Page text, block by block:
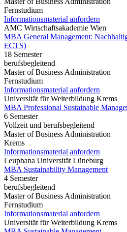
Fernstudium
Informationsmaterial anfordern
AMC Wirtschaftsakademie Wien
MBA General Management:
ECTS)
18 Semester
berufsbegleitend
Master of Business Administration
Fernstudium
Informationsmaterial anfordern
Universität für Weiterbildung Krems
MBA Professional Sustainable
6 Semester
Vollzeit und berufsbegleitend
Master of Business Administration
Krems
Informationsmaterial anfordern
Leuphana Universität Lüneburg
MBA Sustainability Management
4 Semester
berufsbegleitend
Master of Business Administration
Fernstudium
Informationsmaterial anfordern
Universität für Weiterbildung Krems